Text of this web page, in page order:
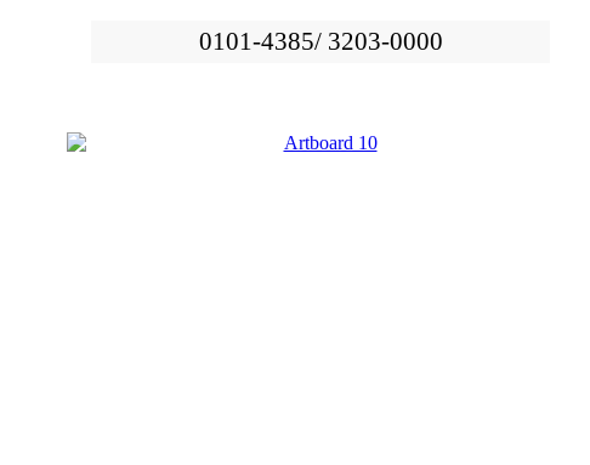
0101-4385/ 3203-0000